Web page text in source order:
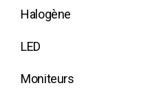
Halogène
LED
Moniteurs